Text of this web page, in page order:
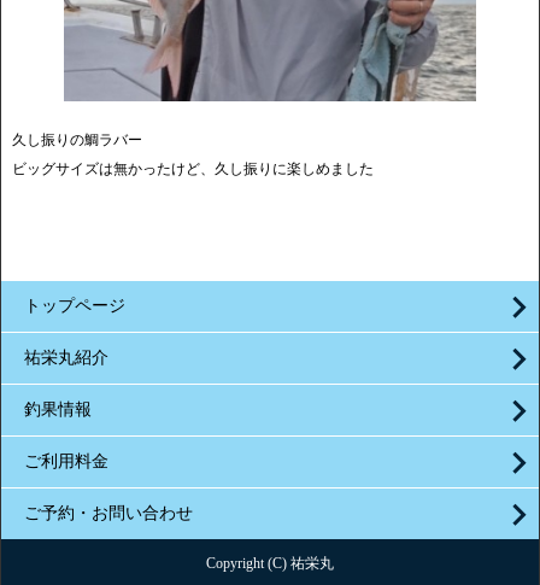
久し振りの鯛ラバー
ビッグサイズは無かったけど、久し振りに楽しめました
トップページ
祐栄丸紹介
釣果情報
ご利用料金
ご予約・お問い合わせ
Copyright (C) 祐栄丸